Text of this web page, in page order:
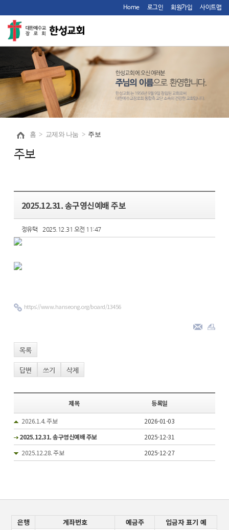
Home 로그인 회원가입 사이트맵
홈 > 교제와 나눔 > 주보
주보
2025.12.31. 송구영신예배 주보
정유택 2025.12.31 오전 11:47
https://www.hanseong.org/board/13456
목록
답변 쓰기 삭제
제목 등록일
2026.1.4. 주보
2026-01-03
2025.12.31. 송구영신예배 주보
2025-12-31
2025.12.28. 주보
2025-12-27
은행 계좌번호 예금주
입금자 표기 예